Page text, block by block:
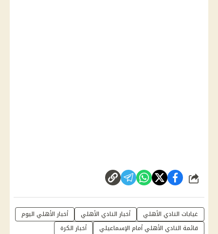
شارك
غيابات النادي الأهلي أخبار النادي الأهلي
أخبار الأهلي اليوم
قائمة النادي الأهلي أمام الإسماعيلي
أخبار الكرة